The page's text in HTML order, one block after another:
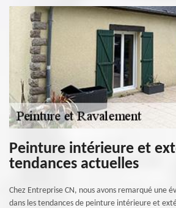
Peinture intérieure et
tendances actuelles
Chez Entreprise CN, nous avons remarqué une
dans les tendances de peinture intérieure et